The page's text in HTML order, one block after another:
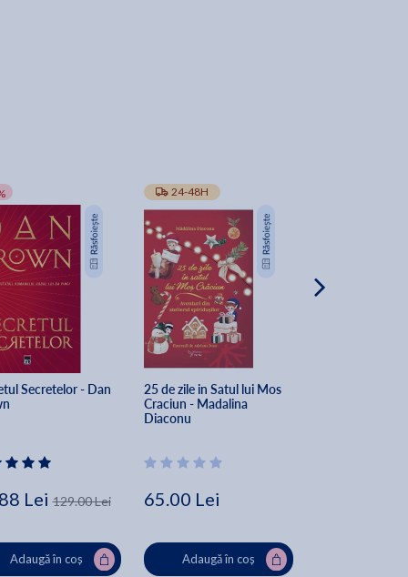
Secretelor - Dan
Lei 129.00 Lei
Adaugă în coș
24-48H
25 de zile in Satul lui Mos
Craciun - Madalina
Diaconu
65.00 Lei
Adaugă în coș